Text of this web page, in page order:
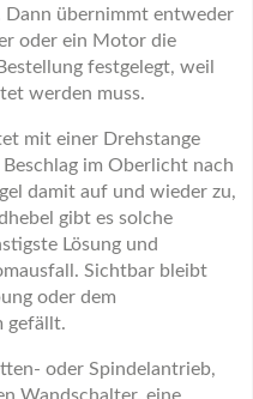
Dann übernimmt entweder
oder ein Motor die
festgelegt, weil
werden muss.
mit einer Drehstange
im Oberlicht nach
damit auf und wieder zu,
gibt es solche
Lösung und
Sichtbar bleibt
oder dem
gefällt.
oder Spindelantrieb,